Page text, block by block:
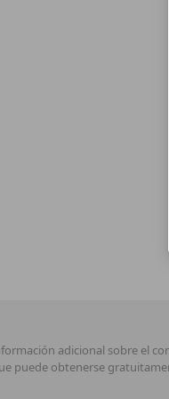
adicional sobre el
puede obtenerse